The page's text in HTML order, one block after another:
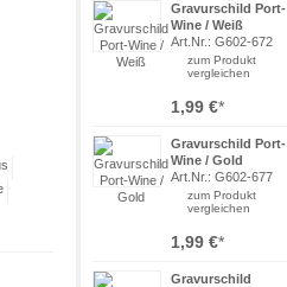
Gravurschild Port-
Wine / Weiß
Art.Nr.: G602-672
zum Produkt
vergleichen
1,99 €*
Gravurschild Port-
Wine / Gold
Art.Nr.: G602-677
zum Produkt
vergleichen
1,99 €*
Gravurschild